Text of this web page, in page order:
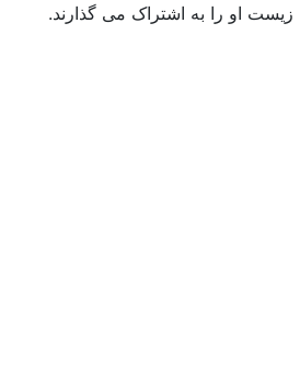
زیست او را به اشتراک می گذارند.